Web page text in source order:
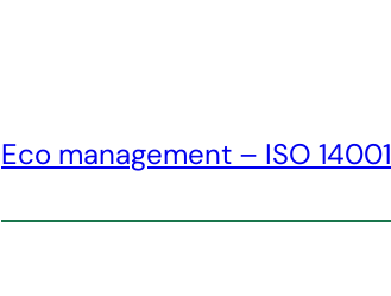
Eco management – ISO 14001